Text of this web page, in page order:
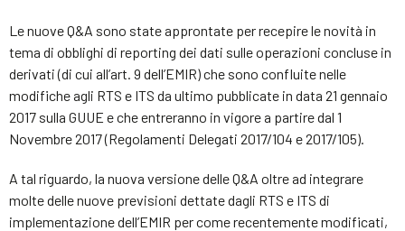
Le nuove Q&A sono state approntate per recepire le novità in
tema di obblighi di reporting dei dati sulle operazioni concluse in
derivati (di cui all’art. 9 dell’EMIR) che sono confluite nelle
modifiche agli RTS e ITS da ultimo pubblicate in data 21 gennaio
2017 sulla GUUE e che entreranno in vigore a partire dal 1
Novembre 2017 (Regolamenti Delegati 2017/104 e 2017/105).
A tal riguardo, la nuova versione delle Q&A oltre ad integrare
molte delle nuove previsioni dettate dagli RTS e ITS di
implementazione dell’EMIR per come recentemente modificati,